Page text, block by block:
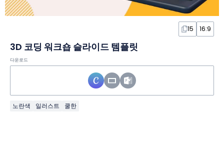
15 16:9
3D 코딩 워크숍 슬라이드 템플릿
다운로드
노란색 일러스트 쿨한